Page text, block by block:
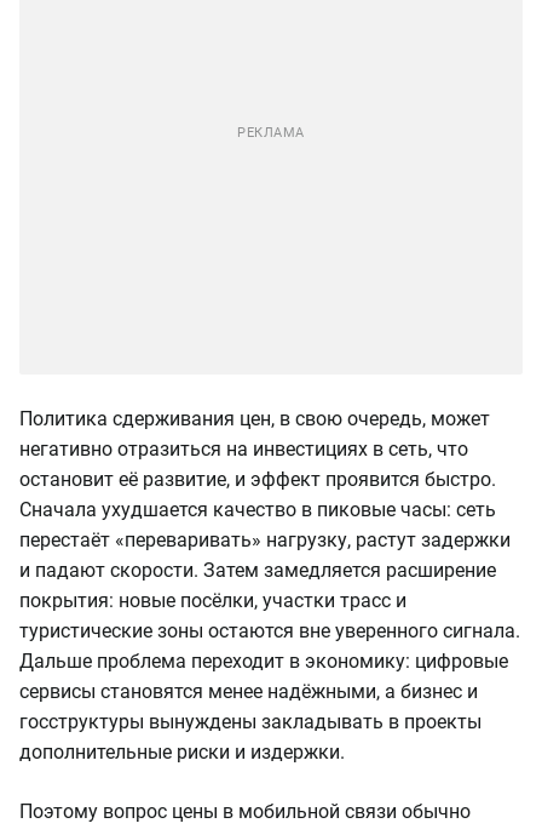
Политика сдерживания цен, в свою очередь, может
негативно отразиться на инвестициях в сеть, что
остановит её развитие, и эффект проявится быстро.
Сначала ухудшается качество в пиковые часы: сеть
перестаёт «переваривать» нагрузку, растут задержки
и падают скорости. Затем замедляется расширение
покрытия: новые посёлки, участки трасс и
туристические зоны остаются вне уверенного сигнала.
Дальше проблема переходит в экономику: цифровые
сервисы становятся менее надёжными, а бизнес и
госструктуры вынуждены закладывать в проекты
дополнительные риски и издержки.
Поэтому вопрос цены в мобильной связи обычно